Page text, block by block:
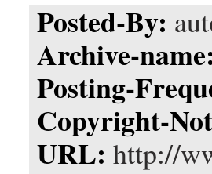
Posted-By:
Archive-name:
Posting-
Copyright-
URL: http://